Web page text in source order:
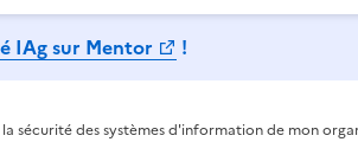
IAg sur Mentor !
sécurité des systèmes d'information de mon